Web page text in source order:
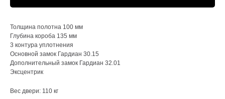
Толщина полотна 100 мм
Глубина короба 135 мм
3 контура уплотнения
Основной замок Гардиан 30.15
Дополнительный замок Гардиан 32.01
Эксцентрик
Вес двери: 110 кг